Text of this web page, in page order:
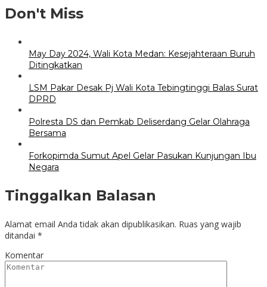
Don't Miss
May Day 2024, Wali Kota Medan: Kesejahteraan Buruh
Ditingkatkan
LSM Pakar Desak Pj Wali Kota Tebingtinggi Balas Surat
DPRD
Polresta DS dan Pemkab Deliserdang Gelar Olahraga
Bersama
Forkopimda Sumut Apel Gelar Pasukan Kunjungan Ibu
Negara
Tinggalkan Balasan
Alamat email Anda tidak akan dipublikasikan. Ruas yang wajib
ditandai *
Komentar